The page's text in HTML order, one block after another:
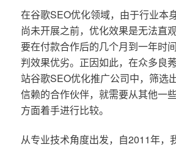
在谷歌SEO优化领域，由于行业本
尚未开展之前，优化效果是无法直
要在付款合作后的几个月到一年时
判效果优劣。正因如此，在众多良
站谷歌SEO优化推广公司中，筛选
信赖的合作伙伴，就需要从其他一
方面着手进行比较。
从专业技术角度出发，自2011年，